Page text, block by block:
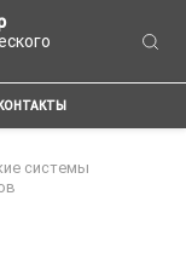
КОНТАКТЫ
системы